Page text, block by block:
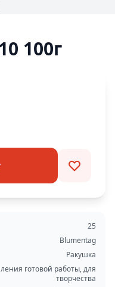
100г
25
Blumentag
Ракушка
готовой работы, для
творчества